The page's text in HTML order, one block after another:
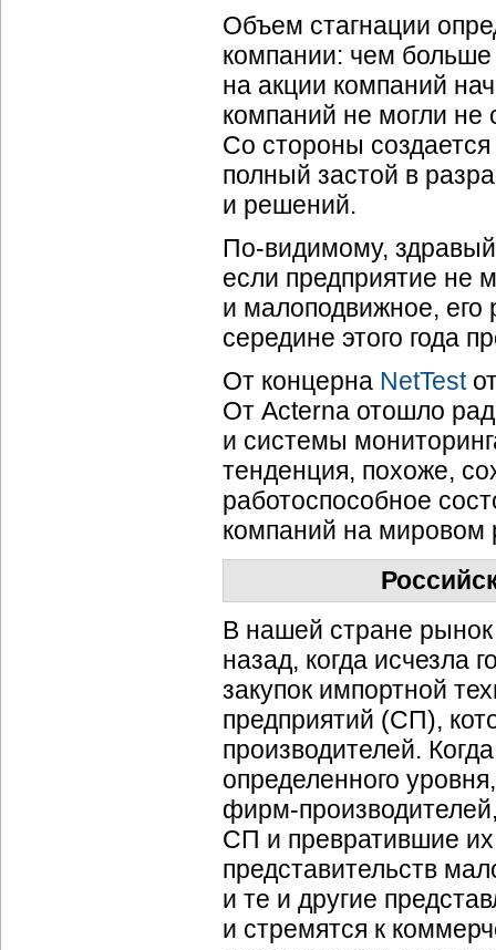
Объем стагнации
компании: чем
на акции компаний
компаний не могли не
Со стороны
полный застой в
и решений.
По-видимому,
если предприятие не
и малоподвижное,
середине этого года
От концерна NetTest
От Acterna отошло
и системы
тенденция, похоже,
работоспособное
компаний на мировом
В нашей стране рынок
назад, когда исчезла
закупок импортной
предприятий (СП),
производителей.
определенного
фирм-производителей
СП и превратившие
представительств
и те и другие
и стремятся к